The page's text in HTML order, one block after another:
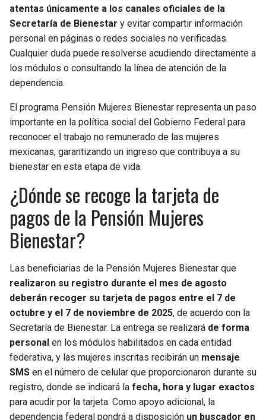
atentas únicamente a los canales oficiales de la
Secretaría de Bienestar y evitar compartir información
personal en páginas o redes sociales no verificadas.
Cualquier duda puede resolverse acudiendo directamente a
los módulos o consultando la línea de atención de la
dependencia.
El programa Pensión Mujeres Bienestar representa un paso
importante en la política social del Gobierno Federal para
reconocer el trabajo no remunerado de las mujeres
mexicanas, garantizando un ingreso que contribuya a su
bienestar en esta etapa de vida.
¿Dónde se recoge la tarjeta de
pagos de la Pensión Mujeres
Bienestar?
Las beneficiarias de la Pensión Mujeres Bienestar que
realizaron su registro durante el mes de agosto
deberán recoger su tarjeta de pagos entre el 7 de
octubre y el 7 de noviembre de 2025, de acuerdo con la
Secretaría de Bienestar. La entrega se realizará de forma
personal en los módulos habilitados en cada entidad
federativa, y las mujeres inscritas recibirán un mensaje
SMS en el número de celular que proporcionaron durante su
registro, donde se indicará la fecha, hora y lugar exactos
para acudir por la tarjeta. Como apoyo adicional, la
dependencia federal pondrá a disposición un buscador en